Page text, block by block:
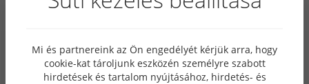
2019. MÁJUS
2019. FEBRUÁR
2019. JANUÁR
2018. DECEMBER
Mi és partnereink az Ön engedélyét kérjük arra, hogy
cookie-kat tároljunk eszközén személyre szabott
hirdetések és tartalom nyújtásához, hirdetés- és